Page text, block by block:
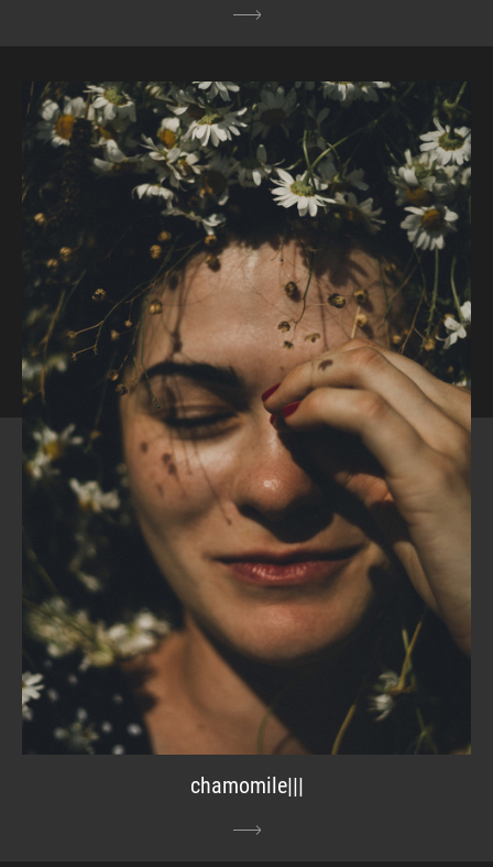
chamomile|||